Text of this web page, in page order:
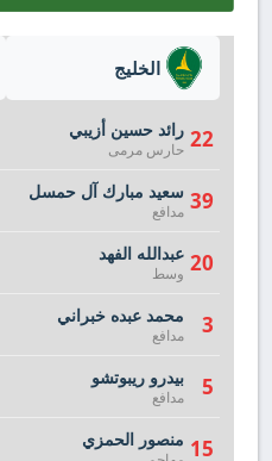
الخليج
22 رائد حسين أزيبي
حارس مرمى
39 سعيد مبارك آل حمسل
مدافع
20 عبدالله الفهد
وسط
3 محمد عبده خبراني
مدافع
5 بيدرو ريبوتشو
مدافع
15 منصور الحمزي